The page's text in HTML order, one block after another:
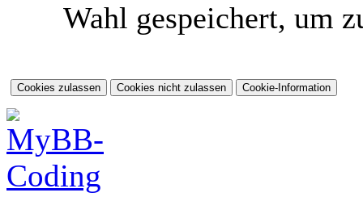
Wahl gespeichert, um